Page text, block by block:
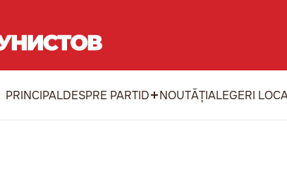
PRINCIPALDESPRE PARTID NOUTĂȚIALEGERI